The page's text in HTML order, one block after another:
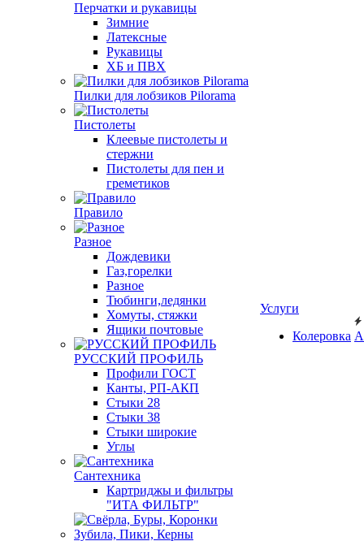
Перчатки и рукавицы
Зимние
Латексные
Рукавицы
ХБ и ПВХ
Пилки для лобзиков Pilorama
Пистолеты
Клеевые пистолеты и
стержни
Пистолеты для пен и
греметиков
Правило
Разное
Дождевики
Газ,горелки
Разное
Тюбинги,ледянки
Хомуты, стяжки
Ящики почтовые
РУССКИЙ ПРОФИЛЬ
Профили ГОСТ
Канты, РП-АКП
Стыки 28
Стыки 38
Стыки широкие
Углы
Сантехника
Картриджы и фильтры
"ИТА ФИЛЬТР"
Услуги
Колеровка